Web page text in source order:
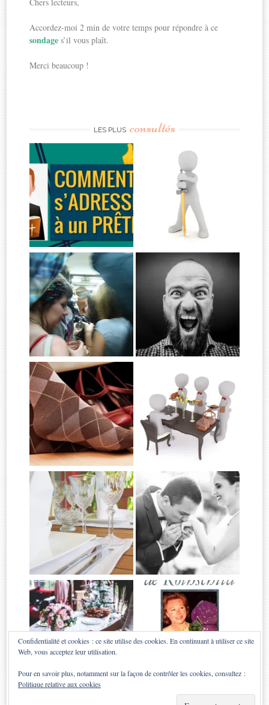
Accordez-moi 2 min de votre temps pour répondre à ce
sondages’il vous plaît.
Merci beaucoup !
LES PLUS consultés
Confidentialité et cookies : ce site utilise des cookies. En continuant à utiliser ce site
Web, vous acceptez leur utilisation.
Pour en savoir plus, notamment sur la façon de contrôler les cookies, consultez :
Politique relative aux cookies